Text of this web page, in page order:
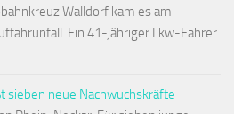
Walldorf kam es am
Ein 41-jähriger Lkw-Fahrer
sieben neue Nachwuchskräfte